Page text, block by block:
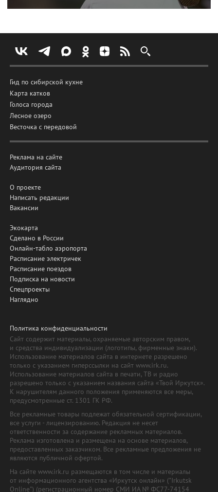
Гид по сибирской кухне
Карта катков
Голоса города
Лесное озеро
Весточка с передовой
Реклама на сайте
Аудитория сайта
О проекте
Написать редакции
Вакансии
Экокарта
Сделано в России
Онлайн-табло аэропорта
Расписание электричек
Расписание поездов
Подписка на новости
Спецпроекты
Наглядно
Политика конфиденциальности
Сайт содержит материалы, охраняемые авторским правом,
и средства индивидуализации (логотипы, фирменные знаки).
Использование материалов сайта в интернете разрешено
только с указанием гиперссылки на сайт www.irk.ru.
Использование материалов сайта в печати, ТВ и радио
разрешено только с указанием названия сайта «Твой Иркутск».
К нарушителям данного положения применяются все меры,
предусмотренные ст. 1301 ГК РФ.
Все рекламные товары подлежат обязательной сертификации,
все услуги - лицензированию. Редакция не несет
ответственности за содержание рекламных материалов.
Реклама изготовлена и размещена на основе материалов,
предоставленных заказчиком. Все рекламные предложения не
являются публичной офертой.
На сайте www.irk.ru размещаются в том числе и материалы
от информационного агентства «Иркутск онлайн» ("Irkutsk
Online") (регистрационный номер СМИ ИА № ФС77-74154